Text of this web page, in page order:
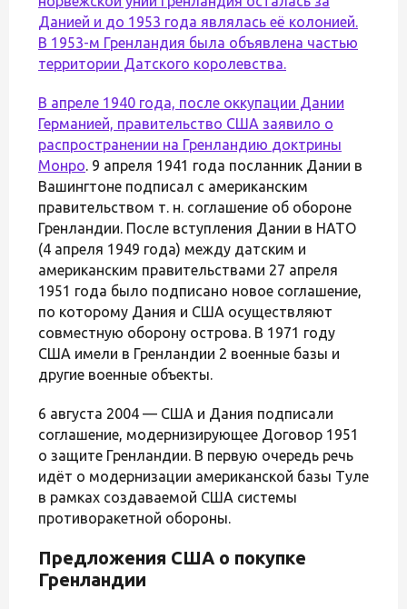
Данией и до 1953 года являлась её колонией.
В 1953-м Гренландия была объявлена частью
территории Датского королевства.
В апреле 1940 года, после оккупации Дании
Германией, правительство США заявило о
распространении на Гренландию доктрины
Монро. 9 апреля 1941 года посланник Дании в
Вашингтоне подписал с американским
правительством т. н. соглашение об обороне
Гренландии. После вступления Дании в НАТО
(4 апреля 1949 года) между датским и
американским правительствами 27 апреля
1951 года было подписано новое соглашение,
по которому Дания и США осуществляют
совместную оборону острова. В 1971 году
США имели в Гренландии 2 военные базы и
другие военные объекты.
6 августа 2004 — США и Дания подписали
соглашение, модернизирующее Договор 1951
о защите Гренландии. В первую очередь речь
идёт о модернизации американской базы Туле
в рамках создаваемой США системы
противоракетной обороны.
Предложения США о покупке
Гренландии